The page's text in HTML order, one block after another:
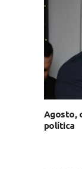
Agosto,
política